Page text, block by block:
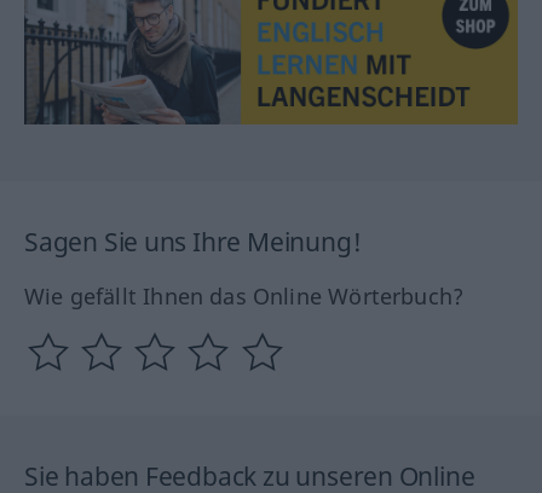
Sagen Sie uns Ihre Meinung!
Wie gefällt Ihnen das Online Wörterbuch?
Sie haben Feedback zu unseren Online